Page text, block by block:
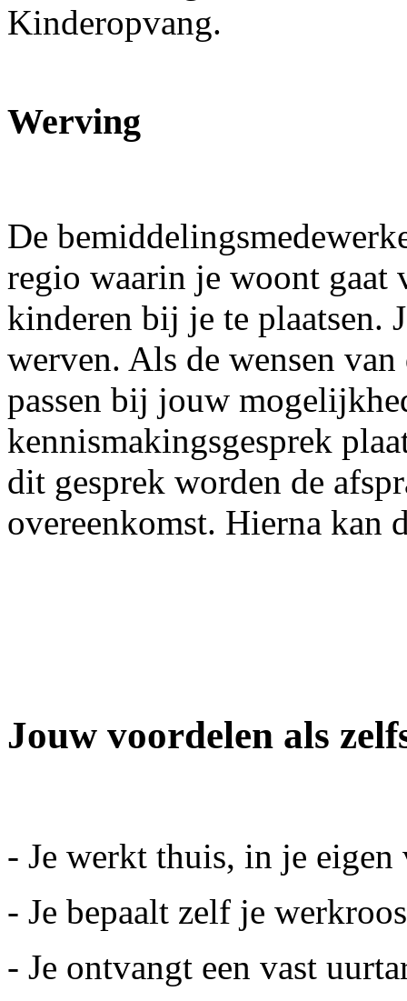
Kinderopvang.
Werving
De
regio waarin je woont gaat
kinderen bij je te plaatsen.
werven. Als de wensen
passen bij jouw
kennismakingsgesprek
dit gesprek worden de
overeenkomst. Hierna kan
Jouw voordelen als
- Je werkt thuis, in je
- Je bepaalt zelf je
- Je ontvangt een vast